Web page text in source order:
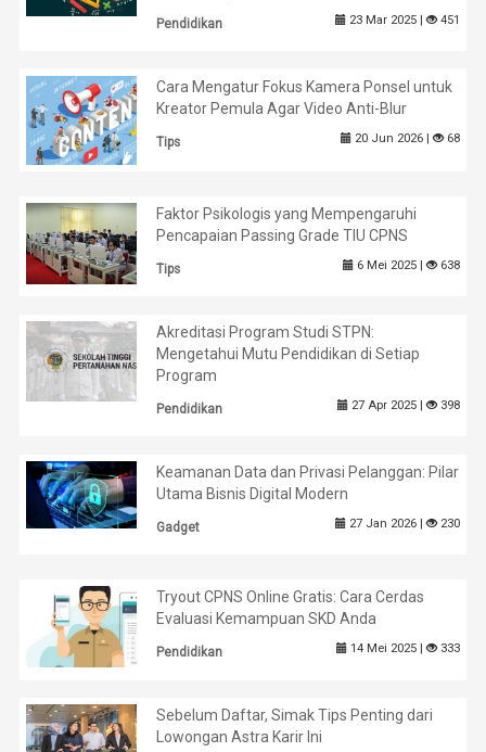
Pendidikan 23 Mar 2025 | 451
Cara Mengatur Fokus Kamera Ponsel untuk
Kreator Pemula Agar Video Anti-Blur
Tips 20 Jun 2026 | 68
Faktor Psikologis yang Mempengaruhi
Pencapaian Passing Grade TIU CPNS
Tips 6 Mei 2025 | 638
Akreditasi Program Studi STPN:
Mengetahui Mutu Pendidikan di Setiap
Program
Pendidikan 27 Apr 2025 | 398
Keamanan Data dan Privasi Pelanggan: Pilar
Utama Bisnis Digital Modern
Gadget 27 Jan 2026 | 230
Tryout CPNS Online Gratis: Cara Cerdas
Evaluasi Kemampuan SKD Anda
Pendidikan 14 Mei 2025 | 333
Sebelum Daftar, Simak Tips Penting dari
Lowongan Astra Karir Ini